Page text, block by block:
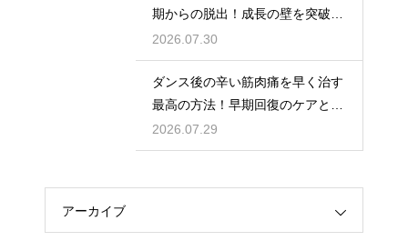
期からの脱出！成長の壁を突破す
る秘訣
2026.07.30
ダンス後の辛い筋肉痛を早く治す
最高の方法！早期回復のケアと
は？
2026.07.29
アーカイブ